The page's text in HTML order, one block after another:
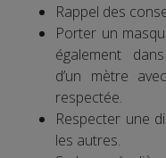
Rappel des
Porter un
également
d’un mètre
respectée.
Respecter une
les autres.